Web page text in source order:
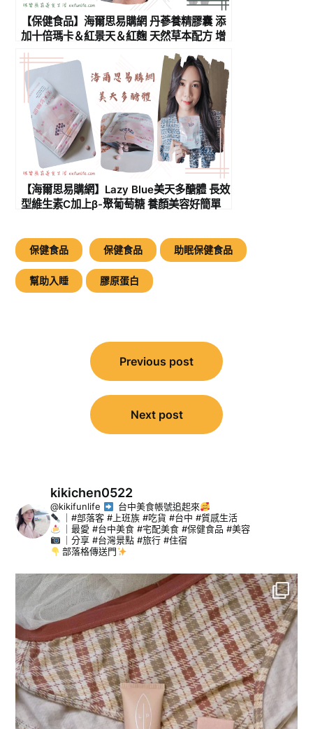
【保健食品】海爾思易購網 丹蔘養精膠囊 添
加十倍瑪卡＆紅景天＆紅麴 天然草本配方 增
強體力必備 女性也推薦！
【海爾思易購網】Lazy Blue美天多醣體 長效
型維生素C加上β-聚葡萄糖 養顏美容好簡單
保健食品 保健食品 助眠保健食品
幫助入睡 膠原蛋白
Previous post
Next post
kikichen0522
@kikifunlife
台中美食帳號追起來
｜#部落客 #上班族 #吃貨 #台中 #質感生活
｜最愛 #台中美食 #宅配美食 #保健食品 #美容
｜分享 #台灣景點 #旅行 #住宿
部落格傳送門